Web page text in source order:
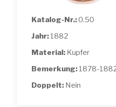
Katalog-Nr.:0.50
Jahr: 1882
Material: Kupfer
Bemerkung: 1878-
Doppelt: Nein